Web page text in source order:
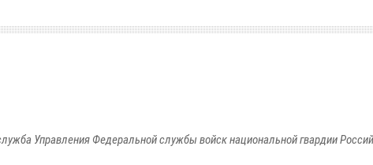
Управления Федеральной службы войск национальной гвардии